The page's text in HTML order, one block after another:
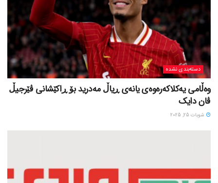
دسته‌بندی نشده
وەڵامی یەکلاکەرەوەی یانەی ڕیاڵ مەدرید بۆ ڕاکێشانی ڤێرجیڵ
ڤان دایک
شوبات 25, 2025